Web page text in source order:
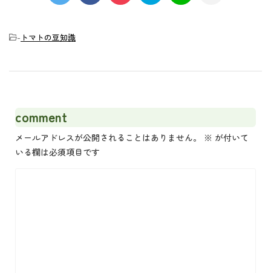
- トマトの豆知識
comment
メールアドレスが公開されることはありません。 ※ が付いて
いる欄は必須項目です